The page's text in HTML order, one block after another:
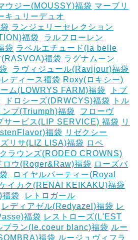
ウジー(MOUSSY)福袋 マーブリ
キュリーデュオ
ランジェリーセレクション
福袋
ラルフローレン
袋 ラベルエチュード(la belle
(RASVOA)福袋 ラグナムーン
ラヴィジュール(Ravijour)福袋
ディース福袋 Roxy(ロキシー)
ム(LOWRYS FARM)福袋
トプ
ドロシーズ(DRWCYS)福袋
トル
ンプ(Triumph)福袋
フローヴ
サービス(LIP SERVICE) 福袋 リ
福袋 リゼクシー
ズリサ(LIZ LISA)福袋 ロペ
ラウンズ(RODEO CROWNS)
ロウ(Roger&Raw)福袋 ローズバ
ロイヤルパーティー(Royal
イカク(RENAI KEIKAKU)福袋
袋
レトロガール
レディアゼル(Redyazel)福袋 レ
福袋 レストローズ(L'EST
ブラン(le.coeur blanc)福袋 ルー
福袋 ルージュヴィフラ